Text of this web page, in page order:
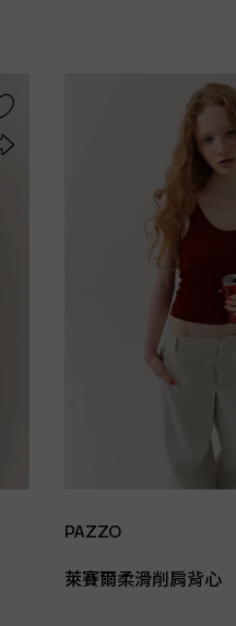
PAZZO
萊賽爾柔滑削肩背心